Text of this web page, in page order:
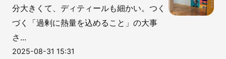
分大きくて、ディティールも細かい。つく
づく「過剰に熱量を込めること」の大事
さ...
2025-08-31 15:31